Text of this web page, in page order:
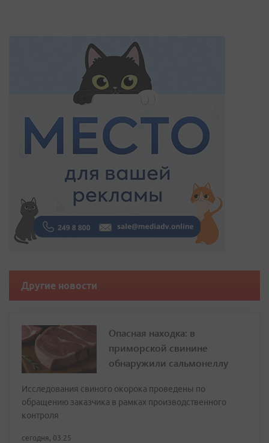
Другие новости
Опасная находка: в
приморской свинине
обнаружили сальмонеллу
Исследования свиного окорока проведены по
обращению заказчика в рамках производственного
контроля
сегодня, 03:25